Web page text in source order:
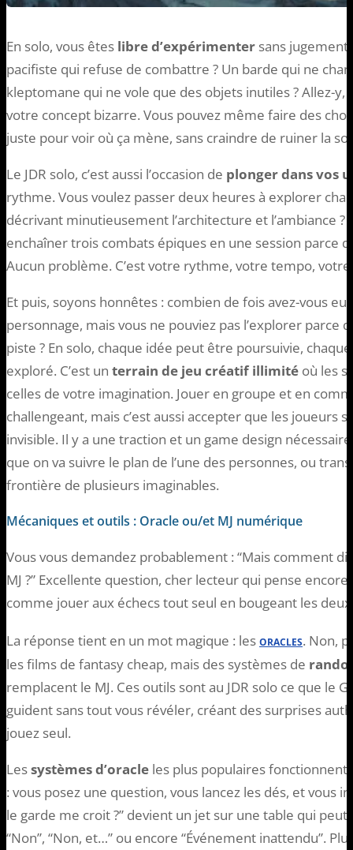
En solo, vous êtes libre d’expérimenter sans
pacifiste qui refuse de combattre ? Un barde qui ne
kleptomane qui ne vole que des objets inutiles ? Allez-
votre concept bizarre. Vous pouvez même faire des
juste pour voir où ça mène, sans craindre de ruiner la
Le JDR solo, c’est aussi l’occasion de plonger dans vos
rythme. Vous voulez passer deux heures à explorer
décrivant minutieusement l’architecture et l’ambiance ?
enchaîner trois combats épiques en une session parce
Aucun problème. C’est votre rythme, votre tempo,
Et puis, soyons honnêtes : combien de fois avez-vous
personnage, mais vous ne pouviez pas l’explorer parce
piste ? En solo, chaque idée peut être poursuivie,
exploré. C’est un terrain de jeu créatif illimité où les
celles de votre imagination. Jouer en groupe et en
challengeant, mais c’est aussi accepter que les joueurs
invisible. Il y a une traction et un game design
que on va suivre le plan de l’une des personnes, ou
frontière de plusieurs imaginables.
Mécaniques et outils : Oracle ou/et MJ numérique
Vous vous demandez probablement : “Mais comment
MJ ?” Excellente question, cher lecteur qui pense
comme jouer aux échecs tout seul en bougeant les
La réponse tient en un mot magique : les ORACLES. Non,
les films de fantasy cheap, mais des systèmes de
remplacent le MJ. Ces outils sont au JDR solo ce que le
guident sans tout vous révéler, créant des surprises
jouez seul.
Lessystèmes d’oracle les plus populaires
: vous posez une question, vous lancez les dés, et vous
le garde me croit ?” devient un jet sur une table qui peut
“Non”, “Non, et…” ou encore “Événement inattendu”.